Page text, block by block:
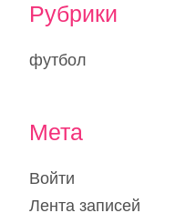
Рубрики
футбол
Мета
Войти
Лента записей